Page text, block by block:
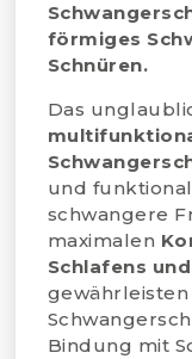
förmiges
Schnüren.
Das
und
schwangere
maximalen
Schlafens
Bindung mit